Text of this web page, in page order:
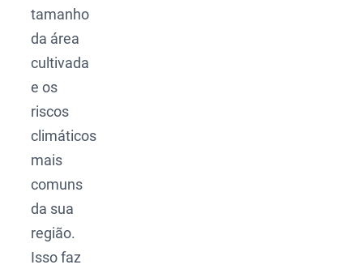
tamanho
da área
cultivada
e os
riscos
climáticos
mais
comuns
da sua
região.
Isso faz